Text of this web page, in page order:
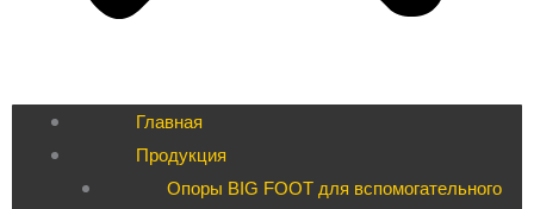
Главная
Продукция
Опоры BIG FOOT для вспомогательного